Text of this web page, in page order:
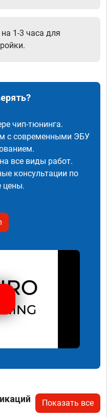
1-3 часа для
чип-тюнинга.
с современными ЭБУ
все виды работ.
консультации по
цены.
Показать все